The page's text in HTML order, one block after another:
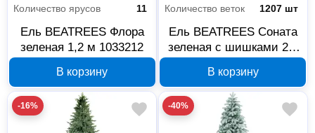
Количество ярусов
11
Ель BEATREES Флора
зеленая 1,2 м 1033212
В корзину
Количество веток
1207 шт
Ель BEATREES Соната
зеленая с шишками 2,4
В корзину
-16% -40%